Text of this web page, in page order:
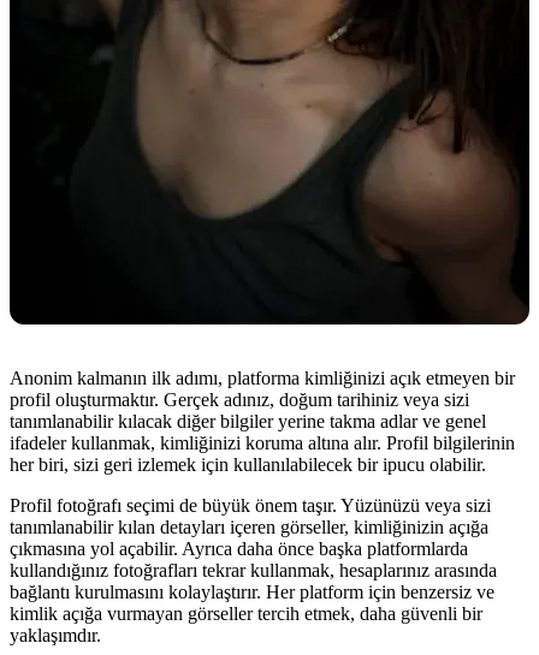
Anonim kalmanın ilk adımı, platforma kimliğinizi açık etmeyen bir
profil oluşturmaktır. Gerçek adınız, doğum tarihiniz veya sizi
tanımlanabilir kılacak diğer bilgiler yerine takma adlar ve genel
ifadeler kullanmak, kimliğinizi koruma altına alır. Profil bilgilerinin
her biri, sizi geri izlemek için kullanılabilecek bir ipucu olabilir.
Profil fotoğrafı seçimi de büyük önem taşır. Yüzünüzü veya sizi
tanımlanabilir kılan detayları içeren görseller, kimliğinizin açığa
çıkmasına yol açabilir. Ayrıca daha önce başka platformlarda
kullandığınız fotoğrafları tekrar kullanmak, hesaplarınız arasında
bağlantı kurulmasını kolaylaştırır. Her platform için benzersiz ve
kimlik açığa vurmayan görseller tercih etmek, daha güvenli bir
yaklaşımdır.